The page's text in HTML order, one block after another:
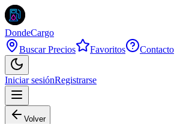
DondeCargo
Buscar Precios
Favoritos Contacto
Iniciar sesiónRegistrarse
Volver